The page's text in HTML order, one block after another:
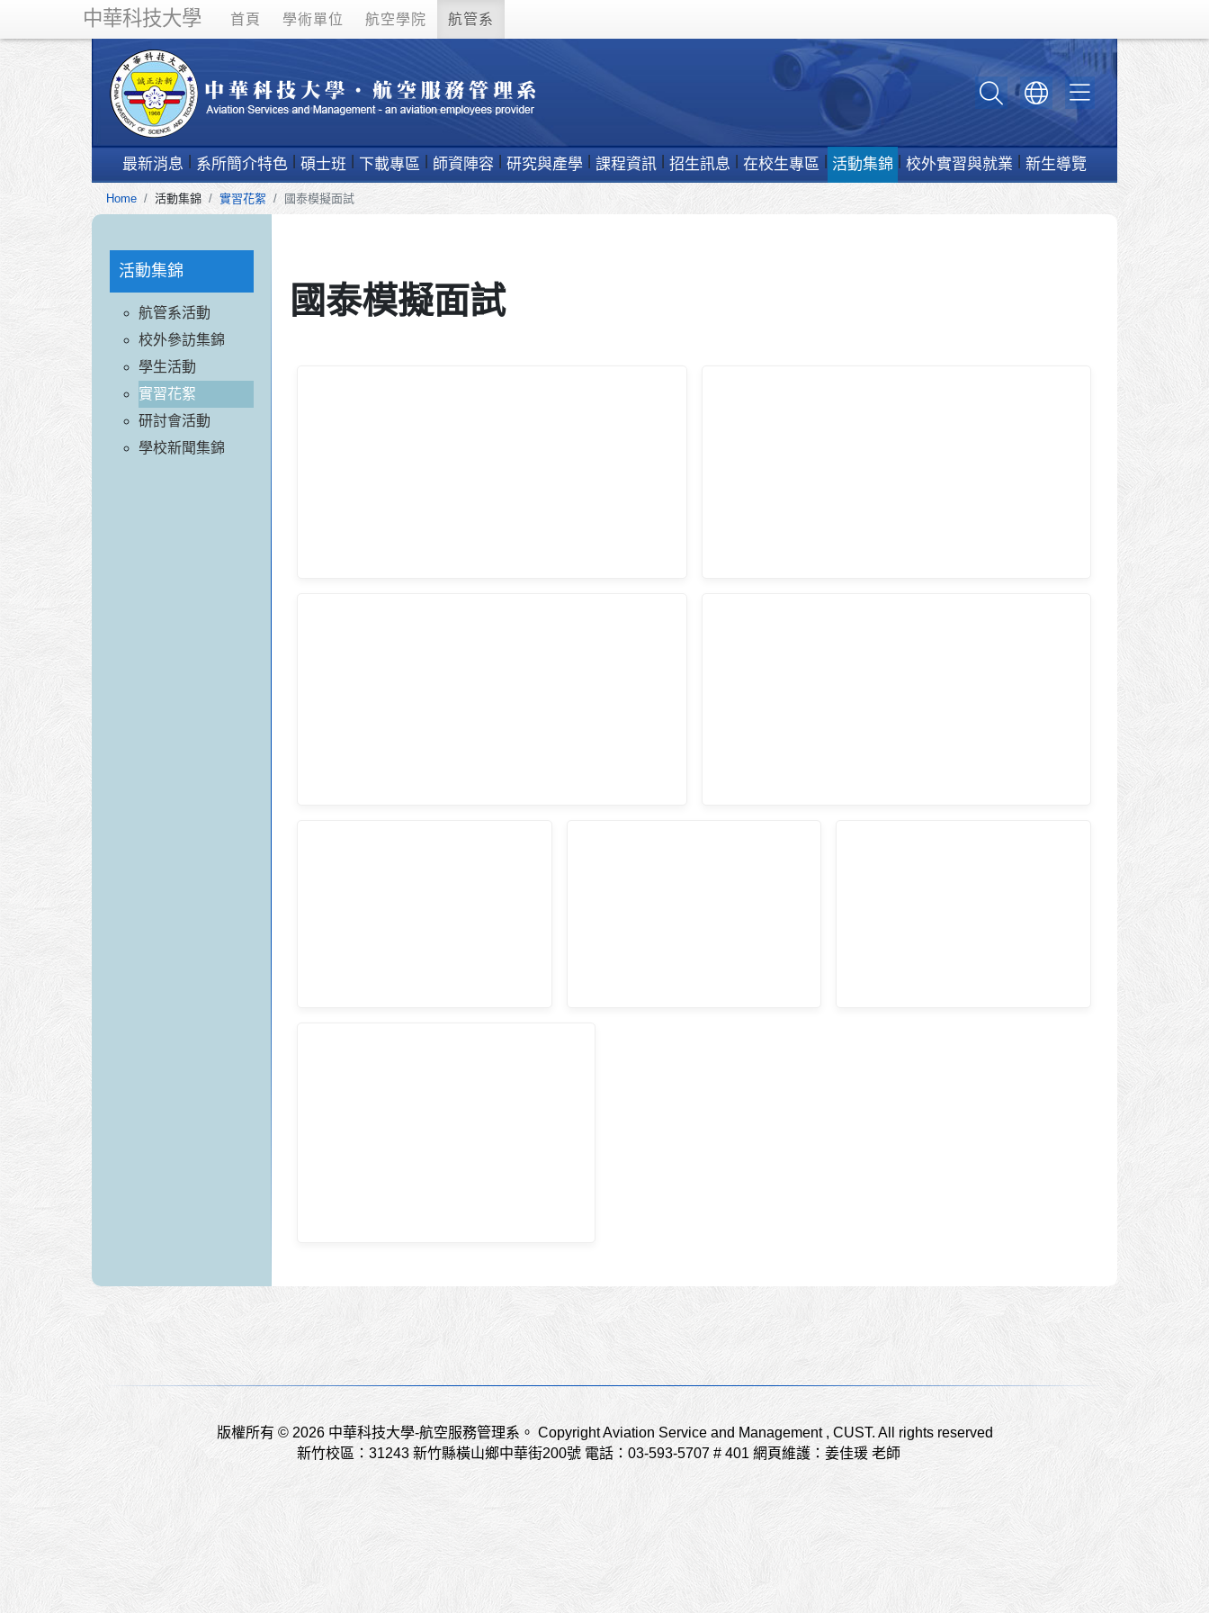
中華科技大學 首頁 學術單位 航空學院 航管系
最新消息 系所簡介特色 碩士班 下載專區 師資陣容 研究與產學 課程資訊 招生訊息 在校生專區 活動集錦 校外實習與就業 新生導覽
Home 活動集錦 實習花絮 國泰模擬面試
活動集錦
航管系活動
校外參訪集錦
學生活動
實習花絮
研討會活動
學校新聞集錦
國泰模擬面試
版權所有 © 2026 中華科技大學-航空服務管理系。 Copyright Aviation Service and Management , CUST. All rights reserved
新竹校區：31243 新竹縣橫山鄉中華街200號 電話：03-593-5707 # 401 網頁維護：姜佳瑗 老師